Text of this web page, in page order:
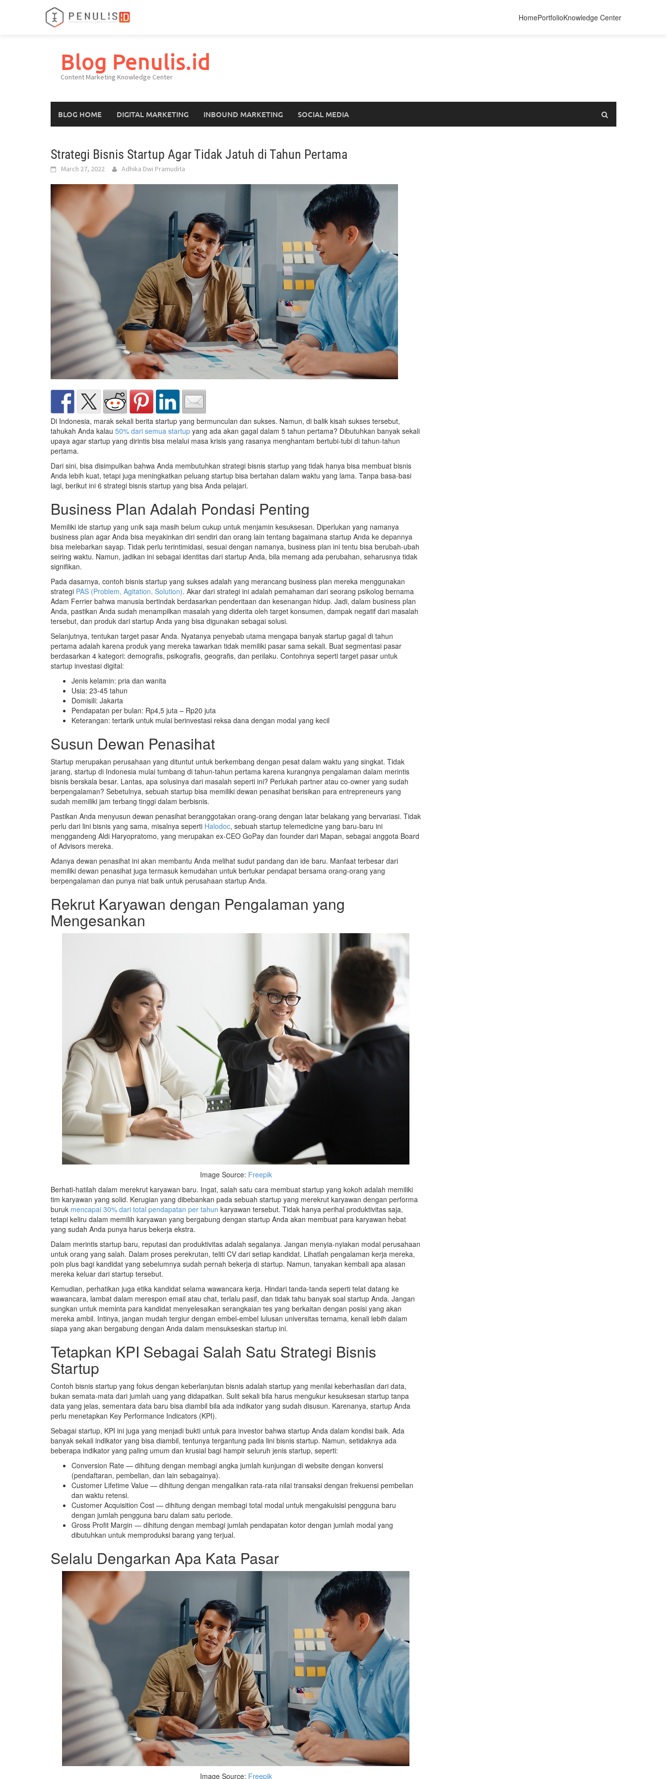
HomePortfolioKnowledge Center
Blog Penulis.id
Content Marketing Knowledge Center
BLOG HOME DIGITAL MARKETING INBOUND MARKETING SOCIAL MEDIA
Strategi Bisnis Startup Agar Tidak Jatuh di Tahun Pertama
March 27, 2022 Adhika Dwi Pramudita
Di Indonesia, marak sekali berita startup yang bermunculan dan sukses. Namun, di balik kisah sukses tersebut,
tahukah Anda kalau 50% dari semua startup yang ada akan gagal dalam 5 tahun pertama? Dibutuhkan banyak sekali
upaya agar startup yang dirintis bisa melalui masa krisis yang rasanya menghantam bertubi-tubi di tahun-tahun
pertama.
Dari sini, bisa disimpulkan bahwa Anda membutuhkan strategi bisnis startup yang tidak hanya bisa membuat bisnis
Anda lebih kuat, tetapi juga meningkatkan peluang startup bisa bertahan dalam waktu yang lama. Tanpa basa-basi
lagi, berikut ini 6 strategi bisnis startup yang bisa Anda pelajari.
Business Plan Adalah Pondasi Penting
Memiliki ide startup yang unik saja masih belum cukup untuk menjamin kesuksesan. Diperlukan yang namanya
business plan agar Anda bisa meyakinkan diri sendiri dan orang lain tentang bagaimana startup Anda ke depannya
bisa melebarkan sayap. Tidak perlu terintimidasi, sesuai dengan namanya, business plan ini tentu bisa berubah-ubah
seiring waktu. Namun, jadikan ini sebagai identitas dari startup Anda, bila memang ada perubahan, seharusnya tidak
signifikan.
Pada dasarnya, contoh bisnis startup yang sukses adalah yang merancang business plan mereka menggunakan
strategi PAS (Problem, Agitation, Solution). Akar dari strategi ini adalah pemahaman dari seorang psikolog bernama
Adam Ferrier bahwa manusia bertindak berdasarkan penderitaan dan kesenangan hidup. Jadi, dalam business plan
Anda, pastikan Anda sudah menampilkan masalah yang diderita oleh target konsumen, dampak negatif dari masalah
tersebut, dan produk dari startup Anda yang bisa digunakan sebagai solusi.
Selanjutnya, tentukan target pasar Anda. Nyatanya penyebab utama mengapa banyak startup gagal di tahun
pertama adalah karena produk yang mereka tawarkan tidak memiliki pasar sama sekali. Buat segmentasi pasar
berdasarkan 4 kategori: demografis, psikografis, geografis, dan perilaku. Contohnya seperti target pasar untuk
startup investasi digital:
Jenis kelamin: pria dan wanita
Usia: 23-45 tahun
Domisili: Jakarta
Pendapatan per bulan: Rp4,5 juta – Rp20 juta
Keterangan: tertarik untuk mulai berinvestasi reksa dana dengan modal yang kecil
Susun Dewan Penasihat
Startup merupakan perusahaan yang dituntut untuk berkembang dengan pesat dalam waktu yang singkat. Tidak
jarang, startup di Indonesia mulai tumbang di tahun-tahun pertama karena kurangnya pengalaman dalam merintis
bisnis berskala besar. Lantas, apa solusinya dari masalah seperti ini? Perlukah partner atau co-owner yang sudah
berpengalaman? Sebetulnya, sebuah startup bisa memiliki dewan penasihat berisikan para entrepreneurs yang
sudah memiliki jam terbang tinggi dalam berbisnis.
Pastikan Anda menyusun dewan penasihat beranggotakan orang-orang dengan latar belakang yang bervariasi. Tidak
perlu dari lini bisnis yang sama, misalnya seperti Halodoc, sebuah startup telemedicine yang baru-baru ini
menggandeng Aldi Haryopratomo, yang merupakan ex-CEO GoPay dan founder dari Mapan, sebagai anggota Board
of Advisors mereka.
Adanya dewan penasihat ini akan membantu Anda melihat sudut pandang dan ide baru. Manfaat terbesar dari
memiliki dewan penasihat juga termasuk kemudahan untuk bertukar pendapat bersama orang-orang yang
berpengalaman dan punya niat baik untuk perusahaan startup Anda.
Rekrut Karyawan dengan Pengalaman yang
Mengesankan
Image Source: Freepik
Berhati-hatilah dalam merekrut karyawan baru. Ingat, salah satu cara membuat startup yang kokoh adalah memiliki
tim karyawan yang solid. Kerugian yang dibebankan pada sebuah startup yang merekrut karyawan dengan performa
buruk mencapai 30% dari total pendapatan per tahun karyawan tersebut. Tidak hanya perihal produktivitas saja,
tetapi keliru dalam memilih karyawan yang bergabung dengan startup Anda akan membuat para karyawan hebat
yang sudah Anda punya harus bekerja ekstra.
Dalam merintis startup baru, reputasi dan produktivitas adalah segalanya. Jangan menyia-nyiakan modal perusahaan
untuk orang yang salah. Dalam proses perekrutan, teliti CV dari setiap kandidat. Lihatlah pengalaman kerja mereka,
poin plus bagi kandidat yang sebelumnya sudah pernah bekerja di startup. Namun, tanyakan kembali apa alasan
mereka keluar dari startup tersebut.
Kemudian, perhatikan juga etika kandidat selama wawancara kerja. Hindari tanda-tanda seperti telat datang ke
wawancara, lambat dalam merespon email atau chat, terlalu pasif, dan tidak tahu banyak soal startup Anda. Jangan
sungkan untuk meminta para kandidat menyelesaikan serangkaian tes yang berkaitan dengan posisi yang akan
mereka ambil. Intinya, jangan mudah tergiur dengan embel-embel lulusan universitas ternama, kenali lebih dalam
siapa yang akan bergabung dengan Anda dalam mensukseskan startup ini.
Tetapkan KPI Sebagai Salah Satu Strategi Bisnis
Startup
Contoh bisnis startup yang fokus dengan keberlanjutan bisnis adalah startup yang menilai keberhasilan dari data,
bukan semata-mata dari jumlah uang yang didapatkan. Sulit sekali bila harus mengukur kesuksesan startup tanpa
data yang jelas, sementara data baru bisa diambil bila ada indikator yang sudah disusun. Karenanya, startup Anda
perlu menetapkan Key Performance Indicators (KPI).
Sebagai startup, KPI ini juga yang menjadi bukti untuk para investor bahwa startup Anda dalam kondisi baik. Ada
banyak sekali indikator yang bisa diambil, tentunya tergantung pada lini bisnis startup. Namun, setidaknya ada
beberapa indikator yang paling umum dan krusial bagi hampir seluruh jenis startup, seperti:
Conversion Rate — dihitung dengan membagi angka jumlah kunjungan di website dengan konversi
(pendaftaran, pembelian, dan lain sebagainya).
Customer Lifetime Value — dihitung dengan mengalikan rata-rata nilai transaksi dengan frekuensi pembelian
dan waktu retensi.
Customer Acquisition Cost — dihitung dengan membagi total modal untuk mengakuisisi pengguna baru
dengan jumlah pengguna baru dalam satu periode.
Gross Profit Margin — dihitung dengan membagi jumlah pendapatan kotor dengan jumlah modal yang
dibutuhkan untuk memproduksi barang yang terjual.
Selalu Dengarkan Apa Kata Pasar
Image Source: Freepik